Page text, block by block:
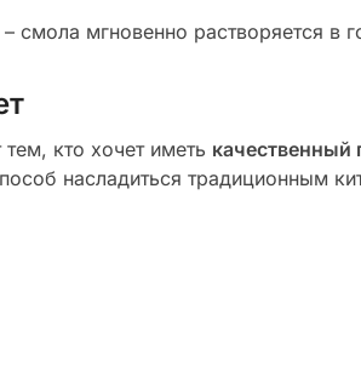
смола мгновенно растворяется в
кто хочет иметь качественный
насладиться традиционным